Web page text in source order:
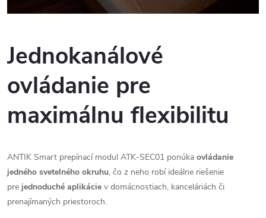
Jednokanálové
ovládanie pre
maximálnu flexibilitu
ANTIK Smart prepínací modul ATK-SEC01 ponúka ovládanie
jedného svetelného okruhu, čo z neho robí ideálne riešenie
pre jednoduché aplikácie v domácnostiach, kanceláriách či
prenajímaných priestoroch.